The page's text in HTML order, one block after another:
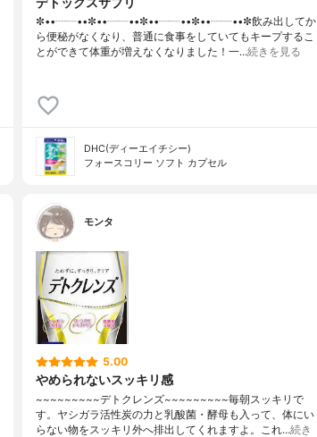
✼••┈┈••✼••┈┈••✼••┈┈••✼••┈┈••✼飲み出してか
ら便秘がなくなり、普通に食事をしていてもキープするこ
とができて体重が増えなくなりました！一…続きを見る
DHC(ディーエイチシー)
フォースコリー ソフト カプセル
モンタ
5.00
やめられないスッキリ感
~~~~~~~~~デトクレンズ~~~~~~~~~毎朝スッキリで
す。ヤシガラ活性炭の力と乳酸菌・酵母も入って、体にい
らない物をスッキリ外へ排出してくれますよ。これ…続き